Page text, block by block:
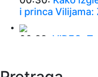
i princa Vilijama:
00:28: VIDEO: